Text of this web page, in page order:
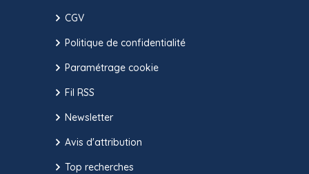
CGV
Politique de confidentialité
Paramétrage cookie
Fil RSS
Newsletter
Avis d'attribution
Top recherches